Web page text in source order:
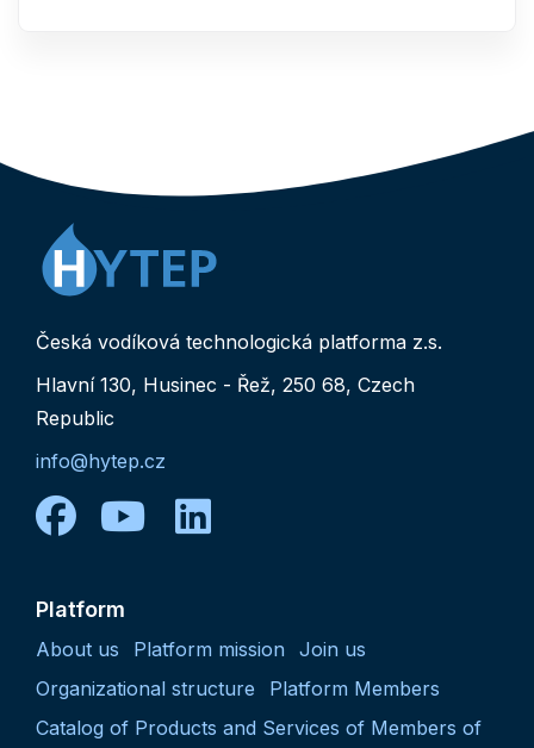
Česká vodíková technologická platforma z.s.
Hlavní 130, Husinec - Řež, 250 68, Czech
Republic
info@hytep.cz
facebook
youtube
linkedin
Platform
About us Platform mission
Join us
Organizational structure
Platform Members
Catalog of Products and Services of Members of